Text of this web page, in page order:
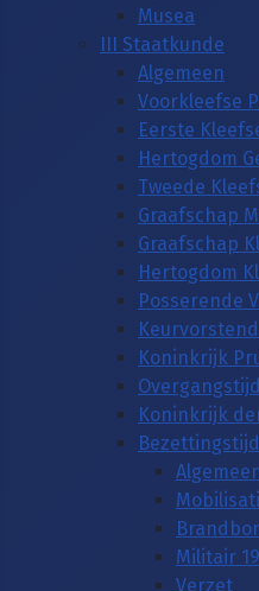
Musea
III Staatkunde
Algemeen
Voorkleefse
Eerste
Hertogdom
Tweede
Graafschap
Graafschap
Hertogdom
Posserende
Koninkrijk
Koninkrijk
Militair
Verzet